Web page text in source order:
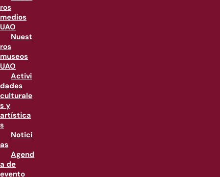
ros
medios
UAO
Nuest
ros
museos
UAO
Activi
dades
culturale
s y
artística
s
Notici
as
Agend
a de
evento